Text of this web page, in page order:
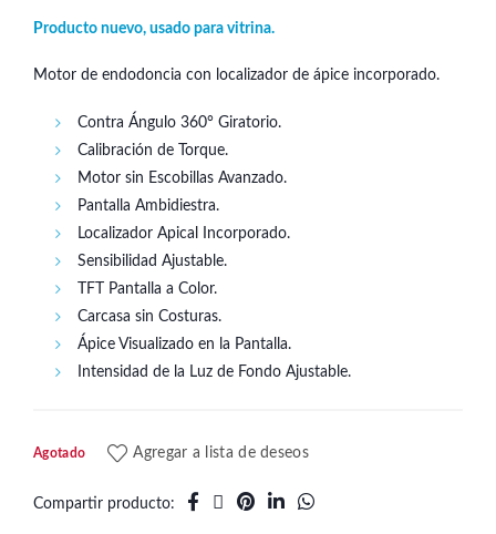
precio
era:
es:
Producto nuevo, usado para vitrina.
Motor de endodoncia con localizador de ápice incorporado.
Contra Ángulo 360° Giratorio.
Calibración de Torque.
Motor sin Escobillas Avanzado.
Pantalla Ambidiestra.
Localizador Apical Incorporado.
Sensibilidad Ajustable.
TFT Pantalla a Color.
Carcasa sin Costuras.
Ápice Visualizado en la Pantalla.
Intensidad de la Luz de Fondo Ajustable.
Agotado Agregar a lista de deseos
Compartir producto